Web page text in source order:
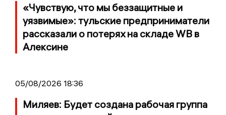
«Чувствую, что мы беззащитные и
уязвимые»: тульские предприниматели
рассказали о потерях на складе WB в
Алексине
05/08/2026 18:36
Миляев: Будет создана рабочая группа